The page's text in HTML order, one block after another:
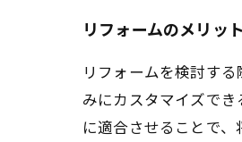
リフォームのメリッ
リフォームを検討す
みにカスタマイズで
に適合させることで